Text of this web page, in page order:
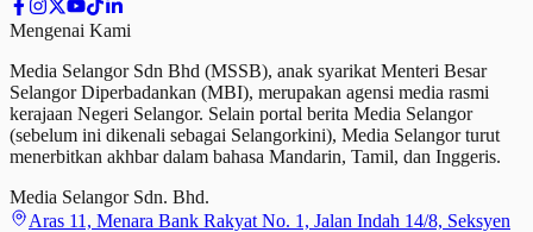
Mengenai Kami
Media Selangor Sdn Bhd (MSSB), anak syarikat Menteri Besar
Selangor Diperbadankan (MBI), merupakan agensi media rasmi
kerajaan Negeri Selangor. Selain portal berita Media Selangor
(sebelum ini dikenali sebagai Selangorkini), Media Selangor turut
menerbitkan akhbar dalam bahasa Mandarin, Tamil, dan Inggeris.
Media Selangor Sdn. Bhd.
Aras 11, Menara Bank Rakyat No. 1, Jalan Indah 14/8, Seksyen